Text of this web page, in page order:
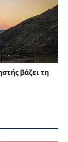
βάζει τη